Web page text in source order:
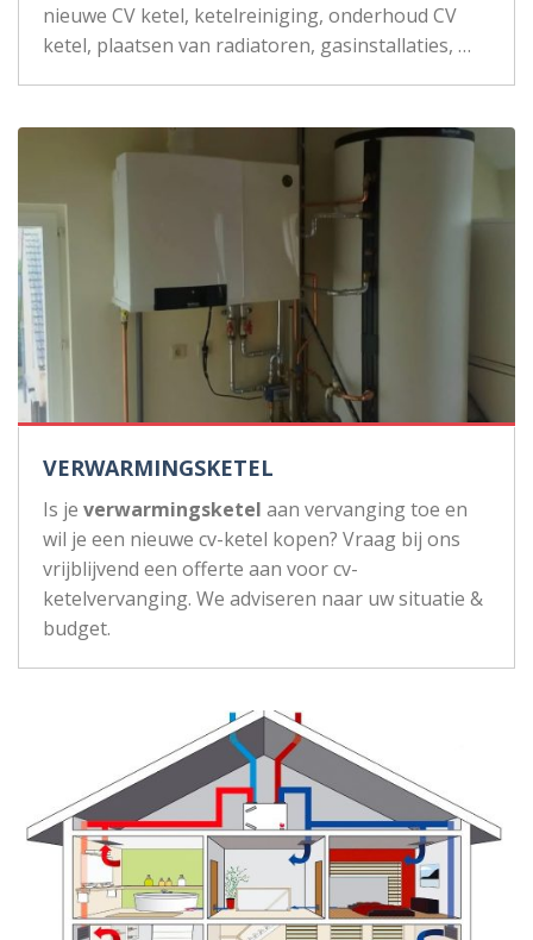
nieuwe CV ketel, ketelreiniging, onderhoud CV
ketel, plaatsen van radiatoren, gasinstallaties, …
VERWARMINGSKETEL
Is je verwarmingsketel aan vervanging toe en
wil je een nieuwe cv-ketel kopen? Vraag bij ons
vrijblijvend een offerte aan voor cv-
ketelvervanging. We adviseren naar uw situatie &
budget.